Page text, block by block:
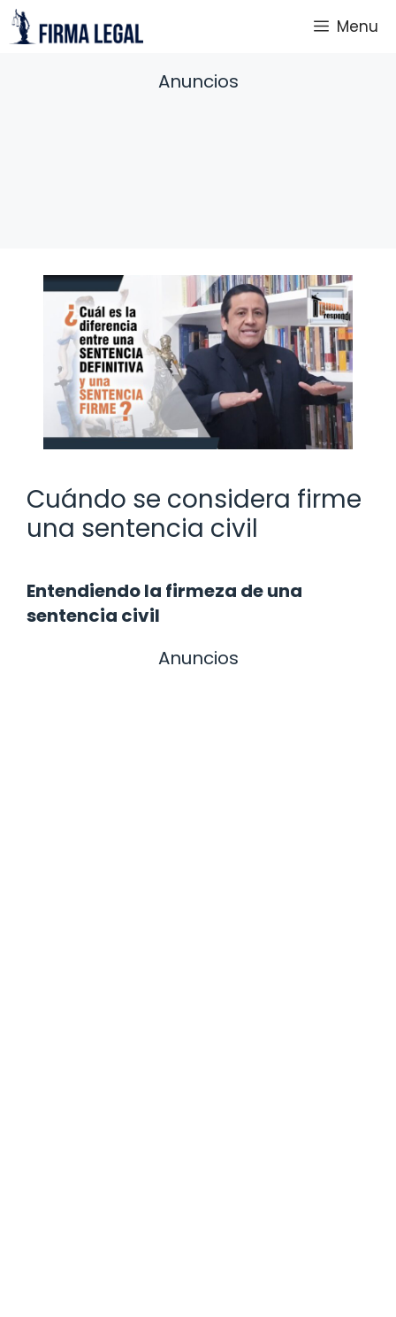
Saltar
al
Menu
Anuncios
Cuándo se considera firme
una sentencia civil
Entendiendo la firmeza de una
sentencia civil
Anuncios